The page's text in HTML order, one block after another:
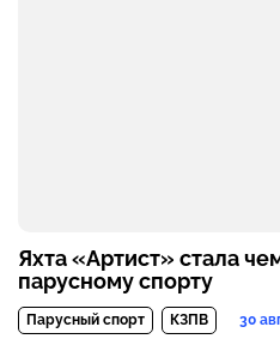
Яхта «Артист» стала
парусному спорту
Парусный спорт КЗПВ 30